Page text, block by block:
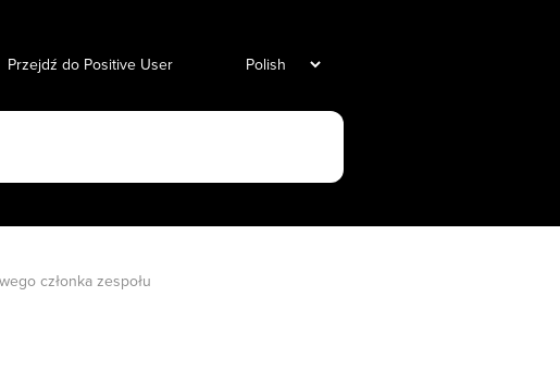
Przejdź do Positive User
członka zespołu